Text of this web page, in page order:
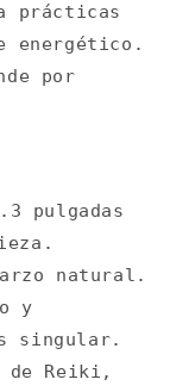
prácticas
energético.
por
pulgadas
natural.
y
singular.
de Reiki,